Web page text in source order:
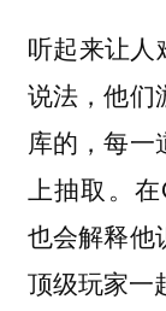
听起来让人
说法，他们
库的，每一
上抽取。
也会解释他
顶级玩家一